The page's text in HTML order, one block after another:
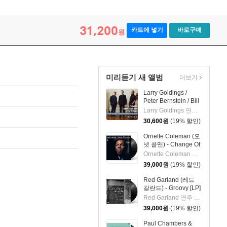
31,200원 카트에 넣기 바로구매
미리듣기 새 앨범
Larry Goldings /
Peter Bernstein / Bill
Stewart (래리 골딩스
/ 피터 번스타인 / 빌
스튜어트) - Rhombus
Larry Goldings 연주 외 2명
30,600원 (19% 할인)
Ornette Coleman (오
넷 콜맨) - Change Of
The Century [LP] Ornette Coleman 연주
39,000원 (19% 할인)
Red Garland (레드
갈란드) - Groovy [LP]
Red Garland 연주 외 2명
39,000원 (19% 할인)
Paul Chambers &
더보기